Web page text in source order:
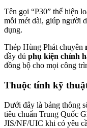
Tên gọi “P30” thể hiện
mỗi mét dài, giúp người
dụng.
Thép Hùng Phát chuyên
đầy đủ phụ kiện chính
đồng bộ cho mọi công
Thuộc tính kỹ
Dưới đây là bảng thông
tiêu chuẩn Trung Quốc
JIS/NF/UIC khi có yêu